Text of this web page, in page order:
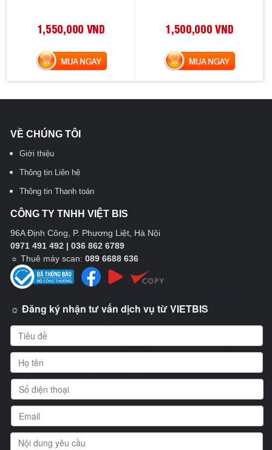
1,550,000 VND
MUA NGAY
1,500,000 VND
MUA NGAY
VỀ CHÚNG TÔI
Giới thiệu
Thông tin Liên hệ
Thông tin Thanh toán
CÔNG TY TNHH VIỆT BIS
96A Định Công, P. Phương Liệt, Hà Nội
0971 491 492 | 036 862 6789
☼ Thuê máy scan: 089 6688 636
☼ Đăng ký nhận tư vấn dịch vụ từ VIETBIS